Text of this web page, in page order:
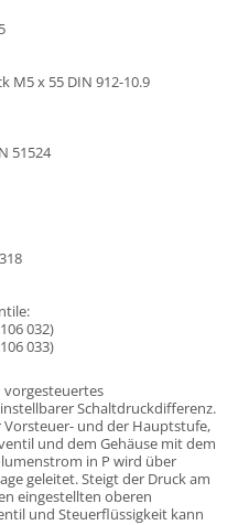
M5 x 55 DIN 912-10.9
51524
032)
033)
vorgesteuertes
Schaltdruckdifferenz.
Vorsteuer- und der Hauptstufe,
und dem Gehäuse mit dem
in P wird über
geleitet. Steigt der Druck am
eingestellten oberen
und Steuerflüssigkeit kann